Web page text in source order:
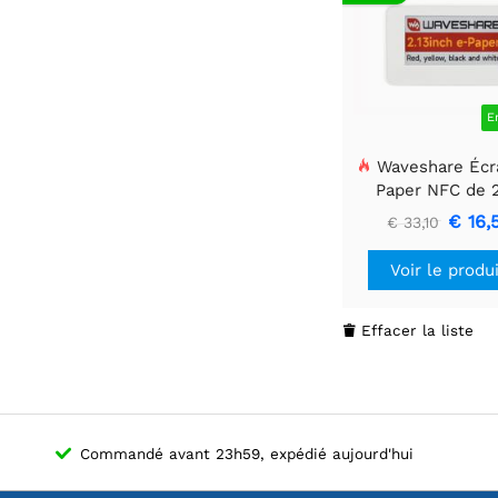
Waveshare
Paper NFC de
pouces (G),
rouge / jaune /
blanc à 4
de batterie,
transfert de
€ 33,10 €
Voir le
 Effacer la liste
Commandé avant 23h59, expédié aujourd'hui